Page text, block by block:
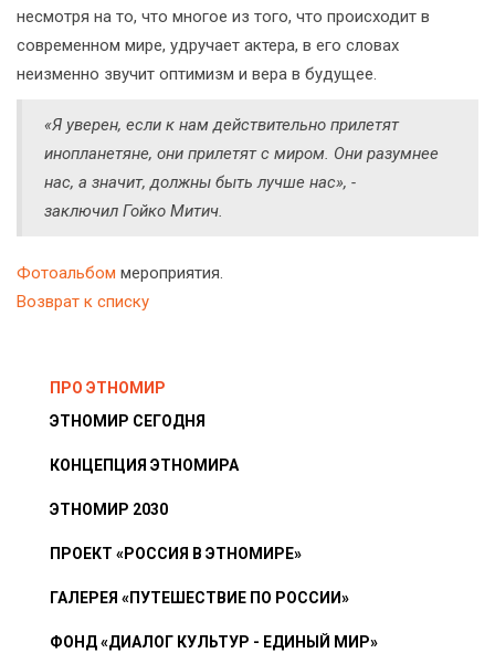
несмотря на то, что многое из того, что происходит в
современном мире, удручает актера, в его словах
неизменно звучит оптимизм и вера в будущее.
«Я уверен, если к нам действительно прилетят
инопланетяне, они прилетят с миром. Они разумнее
нас, а значит, должны быть лучше нас», -
заключил Гойко Митич.
Фотоальбом мероприятия.
Возврат к списку
ПРО ЭТНОМИР
ЭТНОМИР СЕГОДНЯ
КОНЦЕПЦИЯ ЭТНОМИРА
ЭТНОМИР 2030
ПРОЕКТ «РОССИЯ В ЭТНОМИРЕ»
ГАЛЕРЕЯ «ПУТЕШЕСТВИЕ ПО РОССИИ»
ФОНД «ДИАЛОГ КУЛЬТУР - ЕДИНЫЙ МИР»